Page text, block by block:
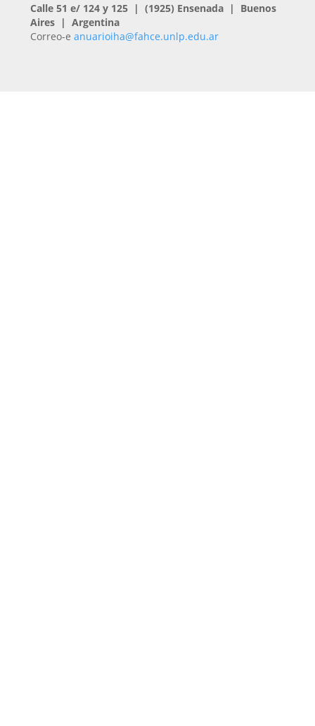
Calle 51 e/ 124 y 125 | (1925) Ensenada | Buenos
Aires | Argentina
Correo-e anuarioiha@fahce.unlp.edu.ar